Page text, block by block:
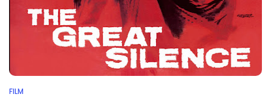
FILM